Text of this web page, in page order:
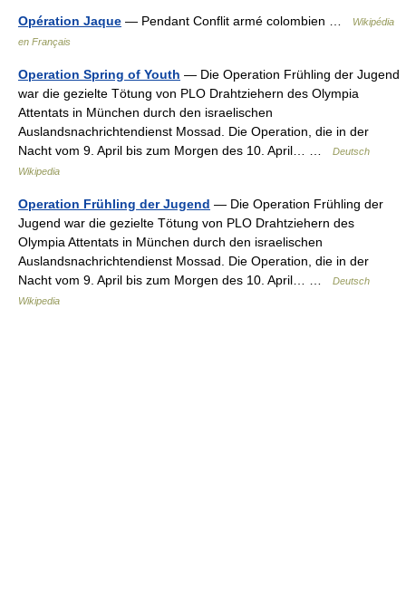
Opération Jaque — Pendant Conflit armé colombien …
Wikipédia
en Français
Operation Spring of Youth — Die Operation Frühling der Jugend
war die gezielte Tötung von PLO Drahtziehern des Olympia
Attentats in München durch den israelischen
Auslandsnachrichtendienst Mossad. Die Operation, die in der
Nacht vom 9. April bis zum Morgen des 10. April… …
Deutsch
Wikipedia
Operation Frühling der Jugend — Die Operation Frühling der
Jugend war die gezielte Tötung von PLO Drahtziehern des
Olympia Attentats in München durch den israelischen
Auslandsnachrichtendienst Mossad. Die Operation, die in der
Nacht vom 9. April bis zum Morgen des 10. April… …
Deutsch
Wikipedia